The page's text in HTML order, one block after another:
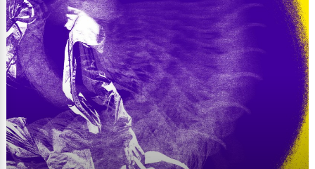
Lire l'article